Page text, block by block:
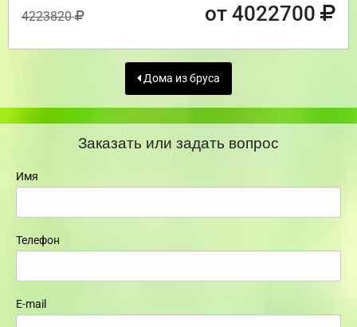
4223820 от 4022700
Дома из бруса
Заказать или задать вопрос
Имя
Телефон
E-mail